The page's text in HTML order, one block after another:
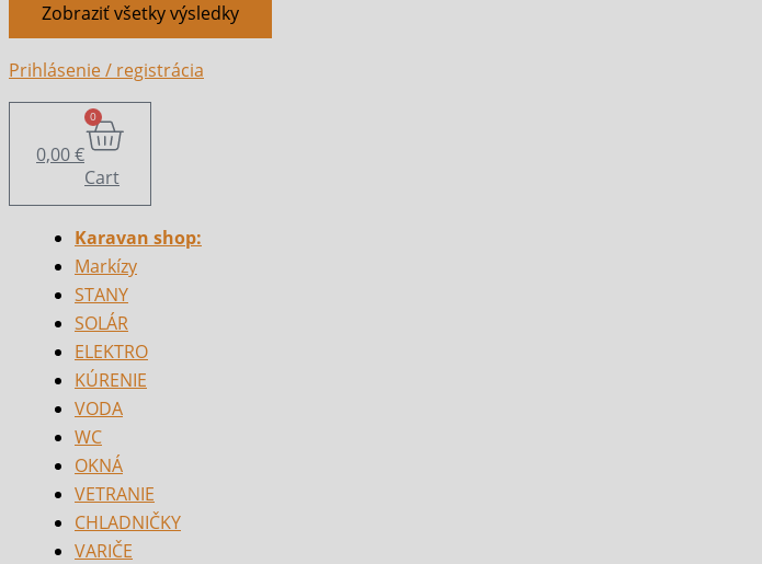
Zobraziť všetky výsledky
Prihlásenie / registrácia
0,00€
0
Cart
Karavan shop:
Markízy
STANY
SOLÁR
ELEKTRO
KÚRENIE
VODA
WC
OKNÁ
VETRANIE
CHLADNIČKY
VARIČE